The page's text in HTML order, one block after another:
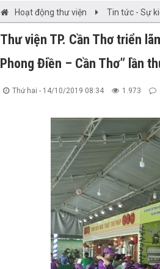
Hoạt động thư viện Tin tức - Sự
Thư viện TP. Cần Thơ triển
Phong Điền – Cần Thơ” lần
Thứ hai - 14/10/2019 08:34 1.973